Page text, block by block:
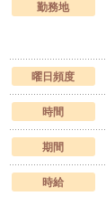
勤務地
曜日頻度
時間
期間
時給